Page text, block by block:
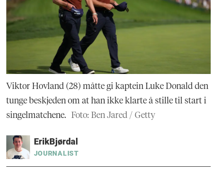
Viktor Hovland (28) måtte gi kaptein Luke Donald den
tunge beskjeden om at han ikke klarte å stille til start i
singelmatchene. Foto: Ben Jared / Getty
ErikBjørdal
JOURNALIST